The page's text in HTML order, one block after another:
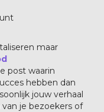
maar
post waarin
hebben dan
jouw verhaal
je bezoekers of